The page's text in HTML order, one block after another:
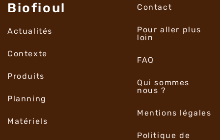
Biofioul
Actualités
Contexte
Produits
Planning
Matériels
Contact
Pour aller plus
loin
FAQ
Qui sommes
nous ?
Mentions légales
Politique de